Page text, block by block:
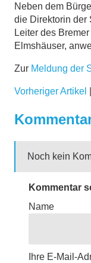
Neben dem
die Direktorin der
Leiter des
Elmshäuser,
Zur Meldung der
Vorheriger Artikel
Noch kein
Kommentar
Name
Ihre E-Mail-